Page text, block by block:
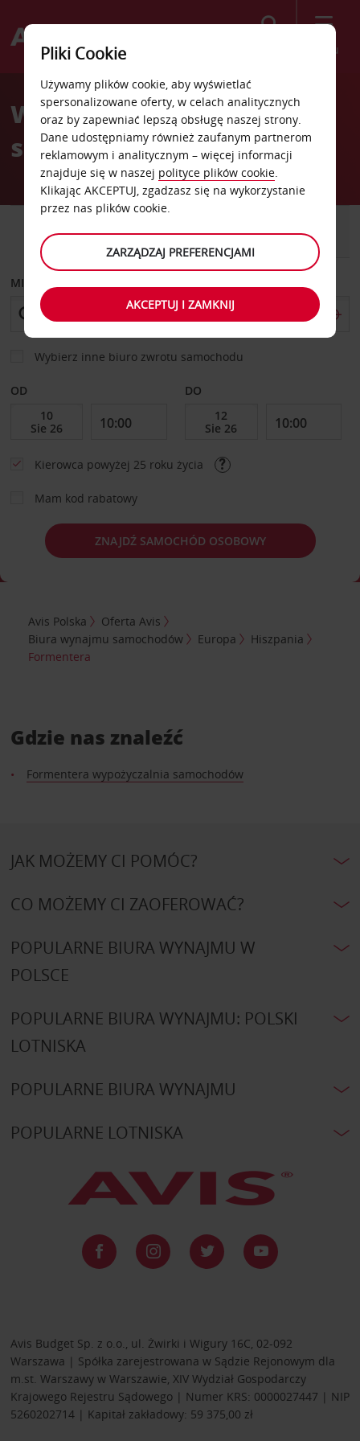
Menu
Welcome
AvisWypożyczalnia
samochodów Formentera
DOSTAWCZY
MIEJSCE ODBIORU
Wybierz inne biuro zwrotu samochodu
OD DO
Kierowca powyżej 25 roku życia
Mam kod rabatowy
ZNAJDŹ SAMOCHÓD OSOBOWY
Avis Polska
Oferta Avis
Biura wynajmu samochodów
Europa
Hiszpania
Formentera
Gdzie nas znaleźć
Formentera wypożyczalnia samochodów
JAK MOŻEMY CI POMÓC?
CO MOŻEMY CI ZAOFEROWAĆ?
POPULARNE BIURA WYNAJMU W
POLSCE
POPULARNE BIURA WYNAJMU: POLSKI
LOTNISKA
POPULARNE BIURA WYNAJMU
POPULARNE LOTNISKA
Avis Budget Sp. z o.o., ul. Żwirki i Wigury 16C, 02-092
Warszawa | Spółka zarejestrowana w Sądzie Rejonowym dla
m.st. Warszawy w Warszawie, XIV Wydział Gospodarczy
Krajowego Rejestru Sądowego | Numer KRS: 0000027447 | NIP
5260202714 | Kapitał zakładowy: 59 375,00 zł
Pliki Cookie
Używamy plików cookie, aby wyświetlać
spersonalizowane oferty, w celach analitycznych
oraz by zapewniać lepszą obsługę naszej strony.
Dane udostępniamy również zaufanym partnerom
reklamowym i analitycznym – więcej informacji
znajduje się w naszej polityce plików cookie.
Klikając AKCEPTUJ, zgadzasz się na wykorzystanie
przez nas plików cookie.
ZARZĄDZAJ PREFERENCJAMI
AKCEPTUJ I ZAMKNIJ